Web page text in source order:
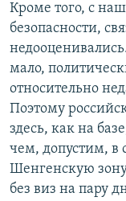
Кроме того, с
безопасности,
мало,
относительно
Поэтому
здесь, как на
чем, допустим, в
Шенгенскую
без виз на пару